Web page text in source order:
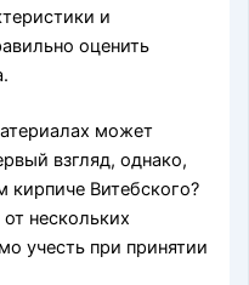
и
оценить
может
взгляд, однако,
кирпиче Витебского?
нескольких
учесть при принятии